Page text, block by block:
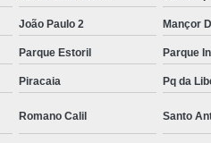
João Paulo 2 Mançor
Parque Estoril Parque
Piracaia Pq da
Romano Calil Santo